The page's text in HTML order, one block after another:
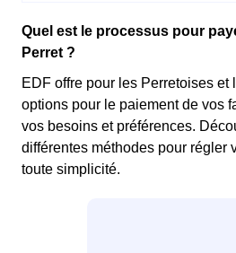
Quel est le processus pour
Perret ?
EDF offre pour les Perretoises
options pour le paiement de vos
vos besoins et préférences.
différentes méthodes pour régler
toute simplicité.